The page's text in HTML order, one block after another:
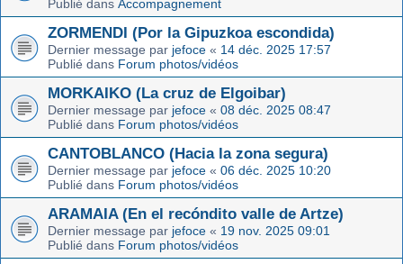
Publié dans Accompagnement
ZORMENDI (Por la Gipuzkoa escondida)
Dernier message par jefoce « 14 déc. 2025 17:57
Publié dans Forum photos/vidéos
MORKAIKO (La cruz de Elgoibar)
Dernier message par jefoce « 08 déc. 2025 08:47
Publié dans Forum photos/vidéos
CANTOBLANCO (Hacia la zona segura)
Dernier message par jefoce « 06 déc. 2025 10:20
Publié dans Forum photos/vidéos
ARAMAIA (En el recóndito valle de Artze)
Dernier message par jefoce « 19 nov. 2025 09:01
Publié dans Forum photos/vidéos